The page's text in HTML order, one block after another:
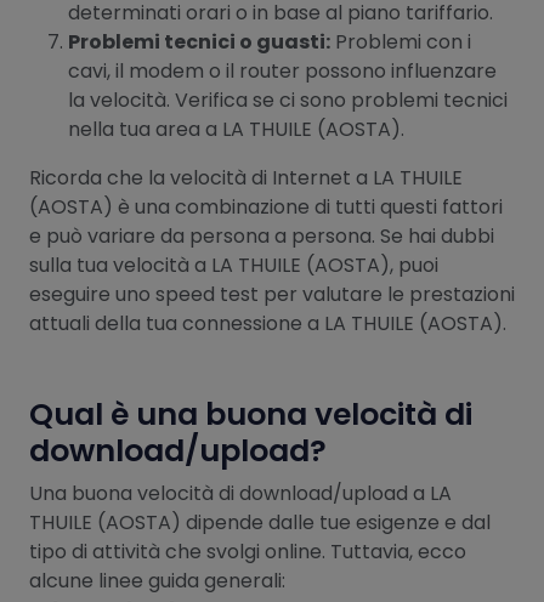
determinati orari o in base al piano tariffario.
Problemi tecnici o guasti: Problemi con i
cavi, il modem o il router possono influenzare
la velocità. Verifica se ci sono problemi tecnici
nella tua area a LA THUILE (AOSTA).
Ricorda che la velocità di Internet a LA THUILE
(AOSTA) è una combinazione di tutti questi fattori
e può variare da persona a persona. Se hai dubbi
sulla tua velocità a LA THUILE (AOSTA), puoi
eseguire uno speed test per valutare le prestazioni
attuali della tua connessione a LA THUILE (AOSTA).
Qual è una buona velocità di
download/upload?
Una buona velocità di download/upload a LA
THUILE (AOSTA) dipende dalle tue esigenze e dal
tipo di attività che svolgi online. Tuttavia, ecco
alcune linee guida generali: